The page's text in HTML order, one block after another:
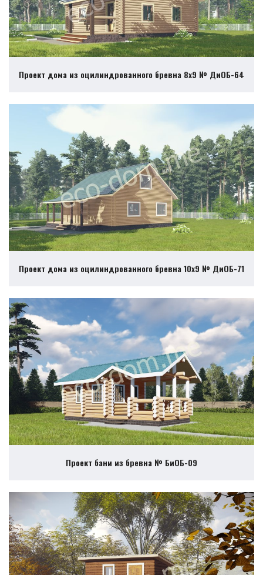
Проект дома из оцилиндрованного бревна 8х9 № ДиОБ-64
Проект дома из оцилиндрованного бревна 10х9 № ДиОБ-71
Проект бани из бревна № БиОБ-09